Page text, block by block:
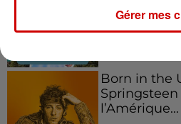
Boston,...
Born in the
l’Amérique...
Gérer mes